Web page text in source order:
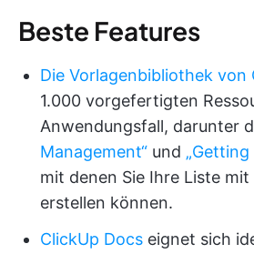
Beste Features
Die Vorlagenbibliothek von
1.000 vorgefertigten
Anwendungsfall, darunter
Management“ und „Getting
mit denen Sie Ihre Liste
erstellen können.
ClickUp Docs eignet sich